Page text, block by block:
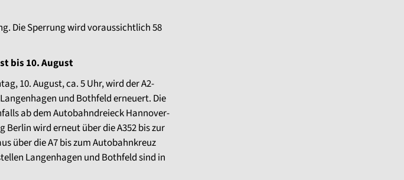
Die Sperrung wird voraussichtlich 58
bis 10. August
10. August, ca. 5 Uhr, wird der A2-
und Bothfeld erneuert. Die
ab dem Autobahndreieck Hannover-
Berlin wird erneut über die A352 bis zur
über die A7 bis zum Autobahnkreuz
Langenhagen und Bothfeld sind in